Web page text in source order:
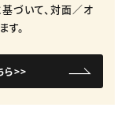
づいて、対面／オ
。
ら>>